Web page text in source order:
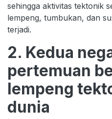
sehingga aktivitas tektonik
lempeng, tumbukan, dan
terjadi.
2. Kedua
pertemuan
lempeng
dunia